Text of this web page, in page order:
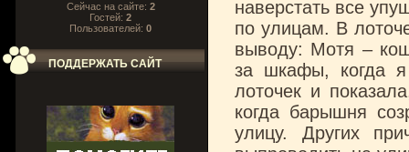
Сейчас на сайте: 2
Гостей: 2
Пользователей: 0
ПОДДЕРЖАТЬ САЙТ
наверстать все
по улицам. В
выводу: Мотя –
за шкафы, когда
лоточек и
когда барышня
улицу. Других